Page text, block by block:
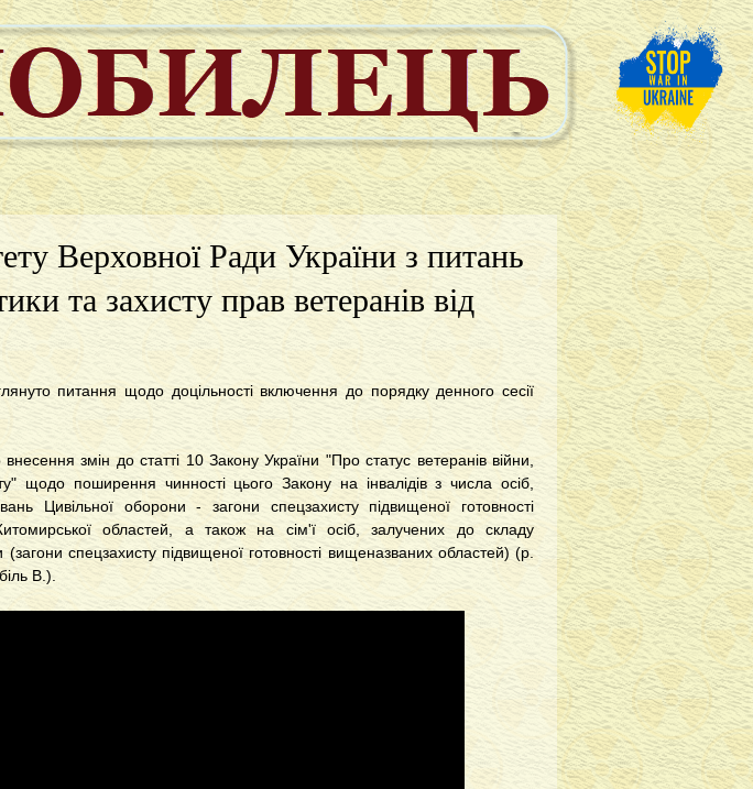
Верховної Ради України з питань
та захисту прав ветеранів від
питання щодо доцільності включення до порядку денного сесії
змін до статті 10 Закону України "Про статус ветеранів війни,
щодо поширення чинності цього Закону на інвалідів з числа осіб,
Цивільної оборони - загони спецзахисту підвищеної готовності
Житомирської областей, а також на сім'ї осіб, залучених до складу
спецзахисту підвищеної готовності вищеназваних областей) (р.
В.).